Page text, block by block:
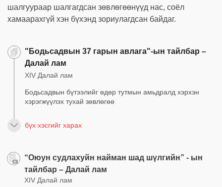
шалгуураар шалгагдсан зөвлөгөөнүүд нас, соёл
хамаарахгүй хэн бүхэнд зориулагдсан байдаг.
"Бодьсадвын 37 гарын авлага"-ын тайлбар –
Далай лам
XIV Далай лам
Бодьсадвын бүтээлийг өдөр тутмын амьдралд хэрхэн
хэрэгжүүлэх тухай зөвлөгөө
бүх хэсгийг харах
“Оюун судлахуйн найман шад шүлгийн” - ын
тайлбар – Далай лам
XIV Далай лам